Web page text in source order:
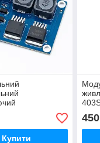
12-35V Gold-
Купити
450